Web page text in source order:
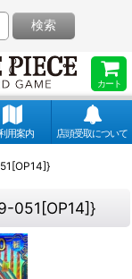
カート
検索
用案内 店頭受取について
051[OP14]}